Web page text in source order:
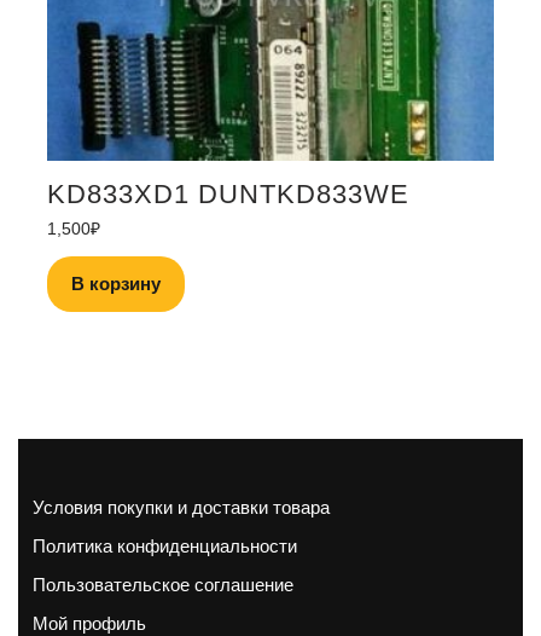
KD833XD1 DUNTKD833WE
1,500₽
В корзину
Условия покупки и доставки товара
Политика конфиденциальности
Пользовательское соглашение
Мой профиль